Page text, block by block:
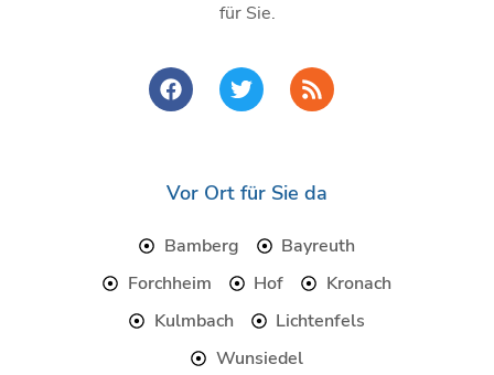
für Sie.
F
a
c
o
o
T
w
i
e
r
R
s
s
Vor Ort für Sie da
Bamberg
Bayreuth
Forchheim
Hof
Kronach
Kulmbach
Lichtenfels
Wunsiedel